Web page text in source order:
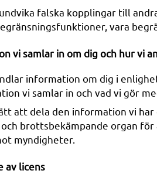
falska kopplingar till
vara
vi samlar in om dig och hur vi
information om dig i
vi samlar in och vad vi gör
att dela den information vi
brottsbekämpande organ
myndigheter.
av licens